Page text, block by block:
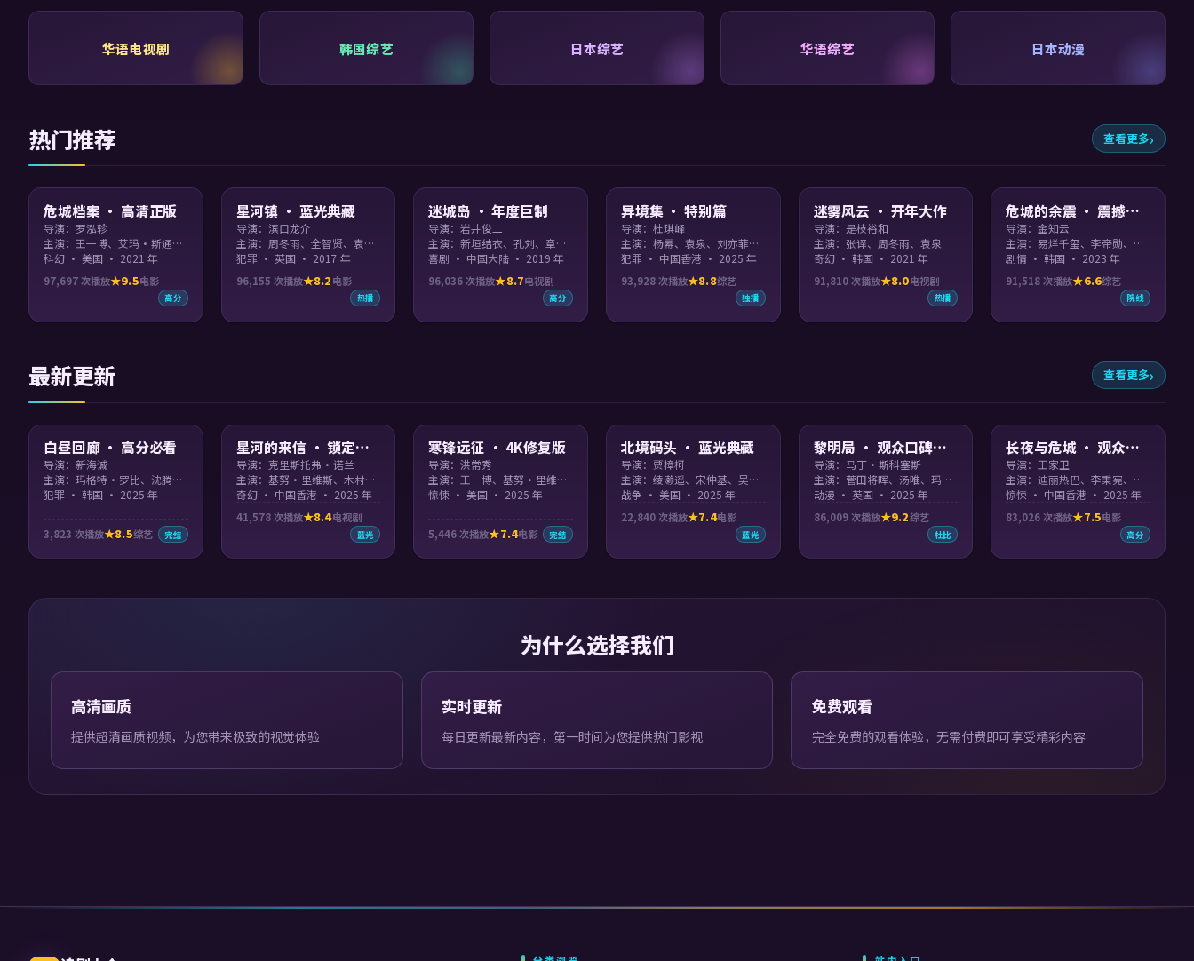
华语电视剧 韩国综艺 日本综艺 华语综艺 日本动漫
热门推荐 查看更多
危城档案 · 高清正版
导演：罗泓轸
主演：王一博、艾玛·斯通、木村拓哉
科幻 · 美国 · 2021 年
97,697次播放 9.5电影
高分
星河镇 · 蓝光典藏
导演：滨口龙介
主演：周冬雨、全智贤、袁泉、汤唯
犯罪 · 英国 · 2017 年
96,155 次播放 8.2电影
热播
迷城岛 · 年度巨制
导演：岩井俊二
主演：新垣结衣、孔刘、章子怡、肖战 等
喜剧 · 中国大陆 · 2019 年
96,036次播放 8.7电视剧
高分
异境集 · 特别篇
导演：杜琪峰
主演：杨幂、袁泉、刘亦菲、章子怡 等
犯罪 · 中国香港 · 2025 年
93,928次播放 8.8综艺
独播
迷雾风云 · 开年大作
导演：是枝裕和
主演：张译、周冬雨、袁泉
奇幻 · 韩国 · 2021 年
91,810次播放 8.0电视剧
热播
危城的余震 · 震撼上
映
导演：金知云
主演：易烊千玺、李帝勋、杨幂、周冬雨
剧情 · 韩国 · 2023 年
91,518次播放 6.6综艺
院线
最新更新 查看更多
白昼回廊 · 高分必看
导演：新海诚
主演：玛格特·罗比、沈腾、章子怡、宋仲基
犯罪 · 韩国 · 2025 年
3,823 次播放 8.5综艺 完结
星河的来信 · 锁定档
期
导演：克里斯托弗·诺兰
主演：基努·里维斯、木村拓哉、周迅
奇幻 · 中国香港 · 2025 年
41,578次播放 8.4电视剧
蓝光
寒锋远征 · 4K修复版
导演：洪常秀
主演：王一博、基努·里维斯、玄彬、沈腾
惊悚 · 美国 · 2025 年
5,446次播放 7.4电影 完结
北境码头 · 蓝光典藏
导演：贾樟柯
主演：绫濑遥、宋仲基、吴京、刘亦菲 等
战争 · 美国 · 2025 年
22,840次播放 7.4电影
蓝光
黎明局 · 观众口碑佳
作
导演：马丁·斯科塞斯
主演：菅田将晖、汤唯、玛格特·罗比
动漫 · 英国 · 2025 年
86,009次播放 9.2综艺
杜比
长夜与危城 · 观众口
碑佳作
导演：王家卫
主演：迪丽热巴、李秉宪、艾玛·斯通
惊悚 · 中国香港 · 2025 年
83,026次播放 7.5电影
高分
为什么选择我们
高清画质
提供超清画质视频，为您带来极致的视觉体验
实时更新
每日更新最新内容，第一时间为您提供热门影视
免费观看
完全免费的观看体验，无需付费即可享受精彩内容